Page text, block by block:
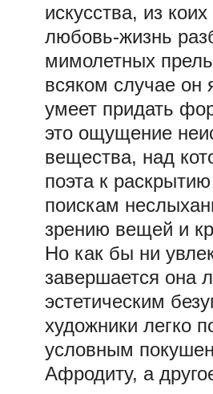
искусства, из
любовь-жизнь
мимолетных
всяком случае он
умеет придать
это ощущение
вещества, над
поэта к
поискам
зрению вещей и
Но как бы ни
завершается она
эстетическим
художники легко
условным
Афродиту, а